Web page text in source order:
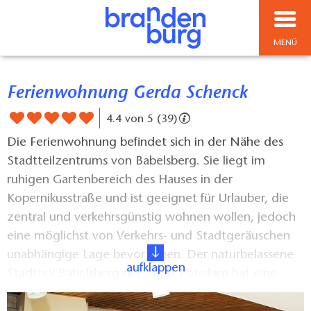
MENÜ
Ferienwohnung Gerda Schenck
4.4 von 5 (39)
Die Ferienwohnung befindet sich in der Nähe des
Stadtteilzentrums von Babelsberg. Sie liegt im
ruhigen Gartenbereich des Hauses in der
Kopernikusstraße und ist geeignet für Urlauber, die
zentral und verkehrsgünstig wohnen wollen, jedoch
eine möglichst von Verkehrs- und Stadtgeräuschen
unabhängige Lage bevorzugen. Der naturbelassene
Stadtteil Babelsberg der Stadt Potsdam hat eine
Vielzahl kleiner Geschäfte, Restaurants und Kneipen.
aufklappen